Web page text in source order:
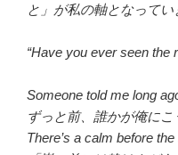
と」が私の軸となってい
“Have you ever seen the
Someone told me long
ずっと前、誰かが俺にこ
There’s a calm before